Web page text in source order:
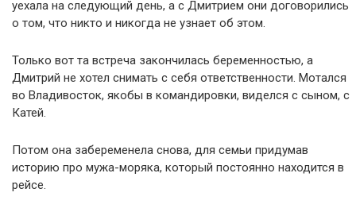
уехала на следующий день, а с Дмитрием они договорились
о том, что никто и никогда не узнает об этом.
Только вот та встреча закончилась беременностью, а
Дмитрий не хотел снимать с себя ответственности. Мотался
во Владивосток, якобы в командировки, виделся с сыном, с
Катей.
Потом она забеременела снова, для семьи придумав
историю про мужа-моряка, который постоянно находится в
рейсе.